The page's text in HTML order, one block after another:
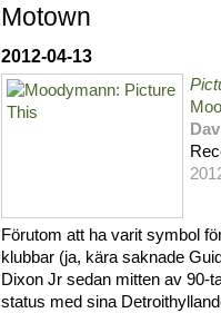
Motown
2012-04-13
Förutom att ha varit symbol
klubbar (ja, kära saknade
Dixon Jr sedan mitten av 90-
status med sina